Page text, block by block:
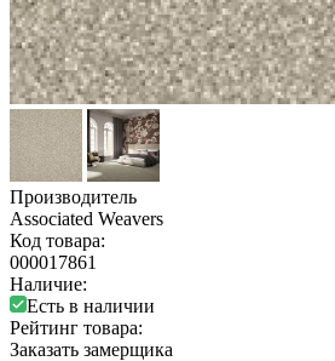
Производитель
Associated Weavers
Код товара:
000017861
Наличие:
Есть в наличии
Рейтинг товара:
Заказать замерщика